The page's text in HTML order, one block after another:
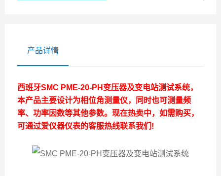
产品详情
西班牙SMC PME-20-PH变压器及变电站测试系统，
本产品主要设计为相位角测量仪，同时也可测量频
率、功率因数等其他参数。现在热卖中，如需购买，
可通过爱仪器仪表的客服热线联系我们!